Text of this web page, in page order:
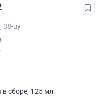
38-uy
сборе, 125 мл